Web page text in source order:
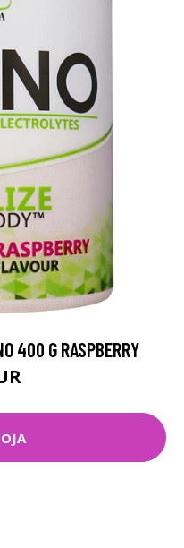
400 G RASPBERRY